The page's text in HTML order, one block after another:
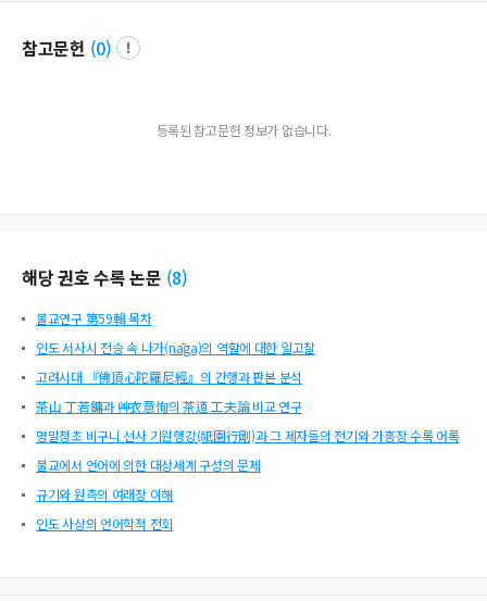
참고문헌 (0)
등록된 참고문헌 정보가 없습니다.
해당 권호 수록 논문 (8)
불교연구 第59輯 목차
인도 서사시 전승 속 나가(nāga)의 역할에 대한 일고찰
고려시대 『佛頂心陀羅尼經』의 간행과 판본 분석
茶山 丁若鏞과 艸衣意恂의 茶道 工夫論 비교 연구
명말청초 비구니 선사 기원행강(祇園行剛)과 그 제자들의 전기와 가흥장 수록 어록
불교에서 언어에 의한 대상세계 구성의 문제
규기와 원측의 여래장 이해
인도 사상의 언어학적 전회